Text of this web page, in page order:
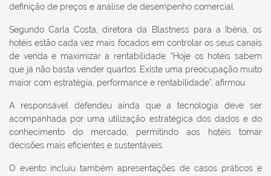
definição de preços e análise de desempenho comercial.
Segundo Carla Costa, diretora da Blastness para a Ibéria, os
hotéis estão cada vez mais focados em controlar os seus canais
de venda e maximizar a rentabilidade. “Hoje os hotéis sabem
que já não basta vender quartos. Existe uma preocupação muito
maior com estratégia, performance e rentabilidade”, afirmou.
A responsável defendeu ainda que a tecnologia deve ser
acompanhada por uma utilização estratégica dos dados e do
conhecimento do mercado, permitindo aos hotéis tomar
decisões mais eficientes e sustentáveis.
O evento incluiu também apresentações de casos práticos e